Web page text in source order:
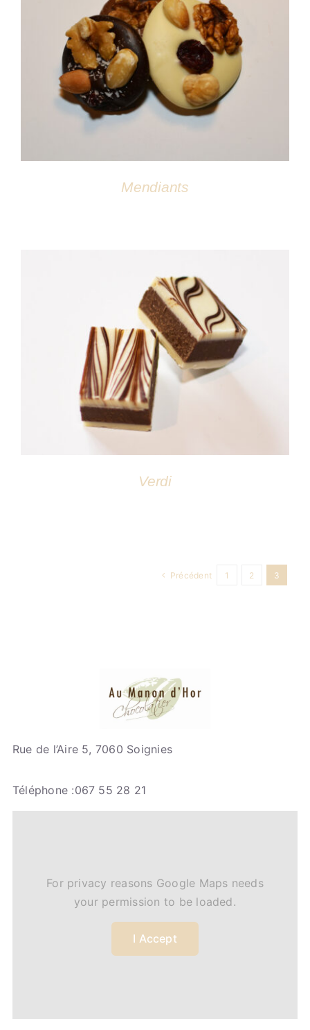
DÉTAILS
Mendiants
DÉTAILS
Verdi
Précédent 1 2 3
Rue de l’Aire 5, 7060 Soignies
Téléphone :067 55 28 21
For privacy reasons Google Maps needs
your permission to be loaded.
I Accept